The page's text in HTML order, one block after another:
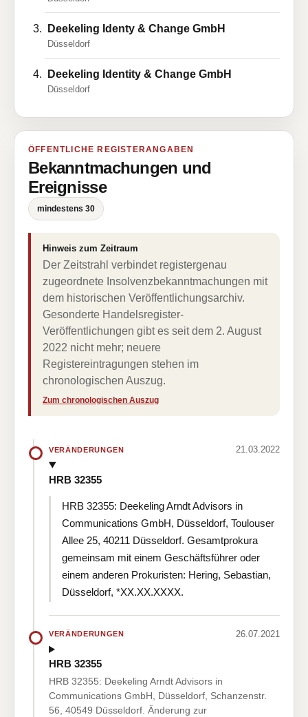
Deekeling Identy & Change GmbH
Düsseldorf
Deekeling Identity & Change GmbH
Düsseldorf
ÖFFENTLICHE REGISTERANGABEN
Bekanntmachungen und
Ereignisse
mindestens 30
Hinweis zum Zeitraum
Der Zeitstrahl verbindet registergenau
zugeordnete Insolvenzbekanntmachungen mit
dem historischen Veröffentlichungsarchiv.
Gesonderte Handelsregister-
Veröffentlichungen gibt es seit dem 2. August
2022 nicht mehr; neuere
Registereintragungen stehen im
chronologischen Auszug.
Zum chronologischen Auszug
VERÄNDERUNGEN 21.03.2022
HRB 32355
HRB 32355: Deekeling Arndt Advisors in
Communications GmbH, Düsseldorf, Toulouser
Allee 25, 40211 Düsseldorf. Gesamtprokura
gemeinsam mit einem Geschäftsführer oder
einem anderen Prokuristen: Hering, Sebastian,
Düsseldorf, *XX.XX.XXXX.
VERÄNDERUNGEN 26.07.2021
HRB 32355
HRB 32355: Deekeling Arndt Advisors in
Communications GmbH, Düsseldorf, Schanzenstr.
56, 40549 Düsseldorf. Änderung zur